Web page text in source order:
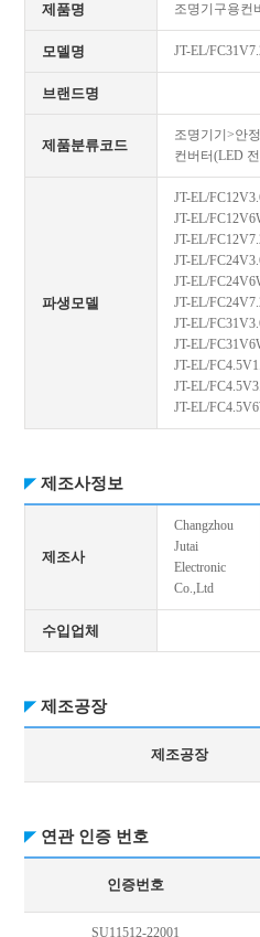
제품명 조명기구용컨
모델명 JT-EL/
브랜드명
제품분류코드
조명기기>안
컨버터(LED
파생모델
JT-EL/
JT-EL/
JT-EL/
JT-EL/
JT-EL/
JT-EL/
JT-EL/
JT-EL/
JT-EL/
JT-EL/
JT-EL/
제조사정보
제조사
Changzhou
Jutai
Electronic
Co.,Ltd
수입업체
제조공장
제조공장
연관 인증 번호
인증번호
SU11512-22001